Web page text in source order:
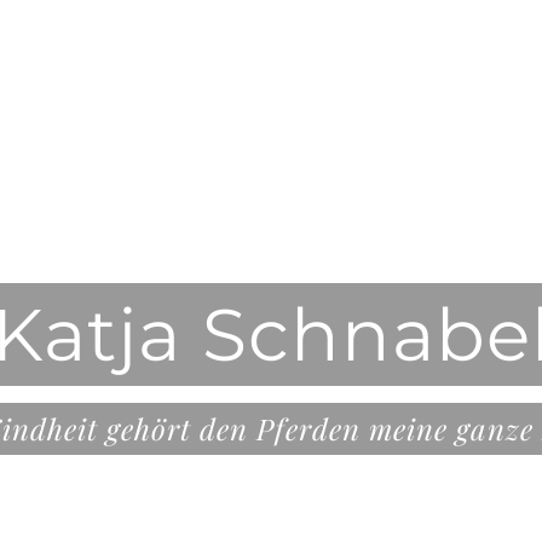
Jana Tumovec
damit sie uns gesund und